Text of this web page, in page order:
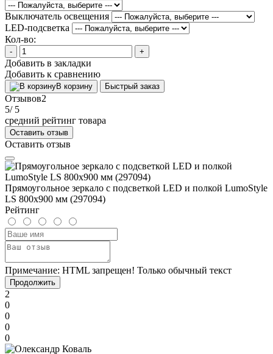
Выключатель освещения
LED-подсветка
Кол-во:
- +
Добавить в закладки
Добавить к сравнению
В корзину Быстрый заказ
Отзывов2
5/ 5
средний рейтинг товара
Оставить отзыв
Оставить отзыв
Прямоугольное зеркало с подсветкой LED и полкой LumoStyle
LS 800x900 мм (297094)
Рейтинг
Примечание: HTML запрещен! Только обычный текст
Продолжить
2
0
0
0
0